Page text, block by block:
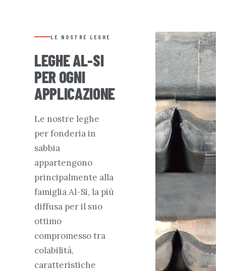
LE NOSTRE LEGHE
LEGHE AL-SI
PER OGNI
APPLICAZIONE
Le nostre leghe
per fonderia in
sabbia
appartengono
principalmente alla
famiglia Al-Si, la più
diffusa per il suo
ottimo
compromesso tra
colabilità,
caratteristiche